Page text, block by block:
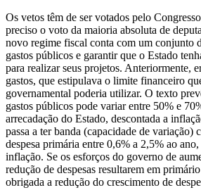
Os vetos têm de ser votados pelo
preciso o voto da maioria absoluta de
novo regime fiscal conta com um conjunto
gastos públicos e garantir que o Estado
para realizar seus projetos. Anteriormente,
gastos, que estipulava o limite financeiro
governamental poderia utilizar. O texto
gastos públicos pode variar entre 50% e
arrecadação do Estado, descontada a
passa a ter banda (capacidade de variação)
despesa primária entre 0,6% a 2,5% ao
inflação. Se os esforços do governo de
redução de despesas resultarem em
obrigada a redução do crescimento de